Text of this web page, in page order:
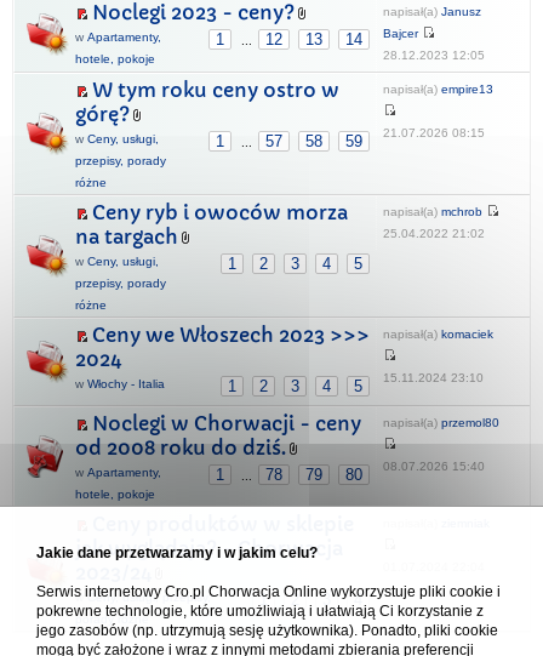
Noclegi 2023 - ceny?
1 12 13 14
w Apartamenty,
hotele, pokoje
napisał(a) Janusz
Bajcer
28.12.2023 12:05
W tym roku ceny ostro w
górę?
1 57 58 59
w Ceny, usługi,
przepisy, porady
różne
napisał(a) empire13
21.07.2026 08:15
Ceny ryb i owoców morza
na targach
1 2 3 4 5
w Ceny, usługi,
przepisy, porady
różne
napisał(a) mchrob
25.04.2022 21:02
Ceny we Włoszech 2023 >>>
2024
1 2 3 4 5
w Włochy - Italia
napisał(a) komaciek
15.11.2024 23:10
Noclegi w Chorwacji - ceny
od 2008 roku do dziś.
1 78 79 80
w Apartamenty,
hotele, pokoje
napisał(a) przemol80
08.07.2026 15:40
jak wyglądają? - Chorwacja
1 2 3 4
wCeny, usługi, przepisy,
porady różne
Jakie dane przetwarzamy i w jakim celu?
Serwis internetowy Cro.pl Chorwacja Online wykorzystuje pliki cookie i
pokrewne technologie, które umożliwiają i ułatwiają Ci korzystanie z
jego zasobów (np. utrzymują sesję użytkownika). Ponadto, pliki cookie
mogą być założone i wraz z innymi metodami zbierania preferencji